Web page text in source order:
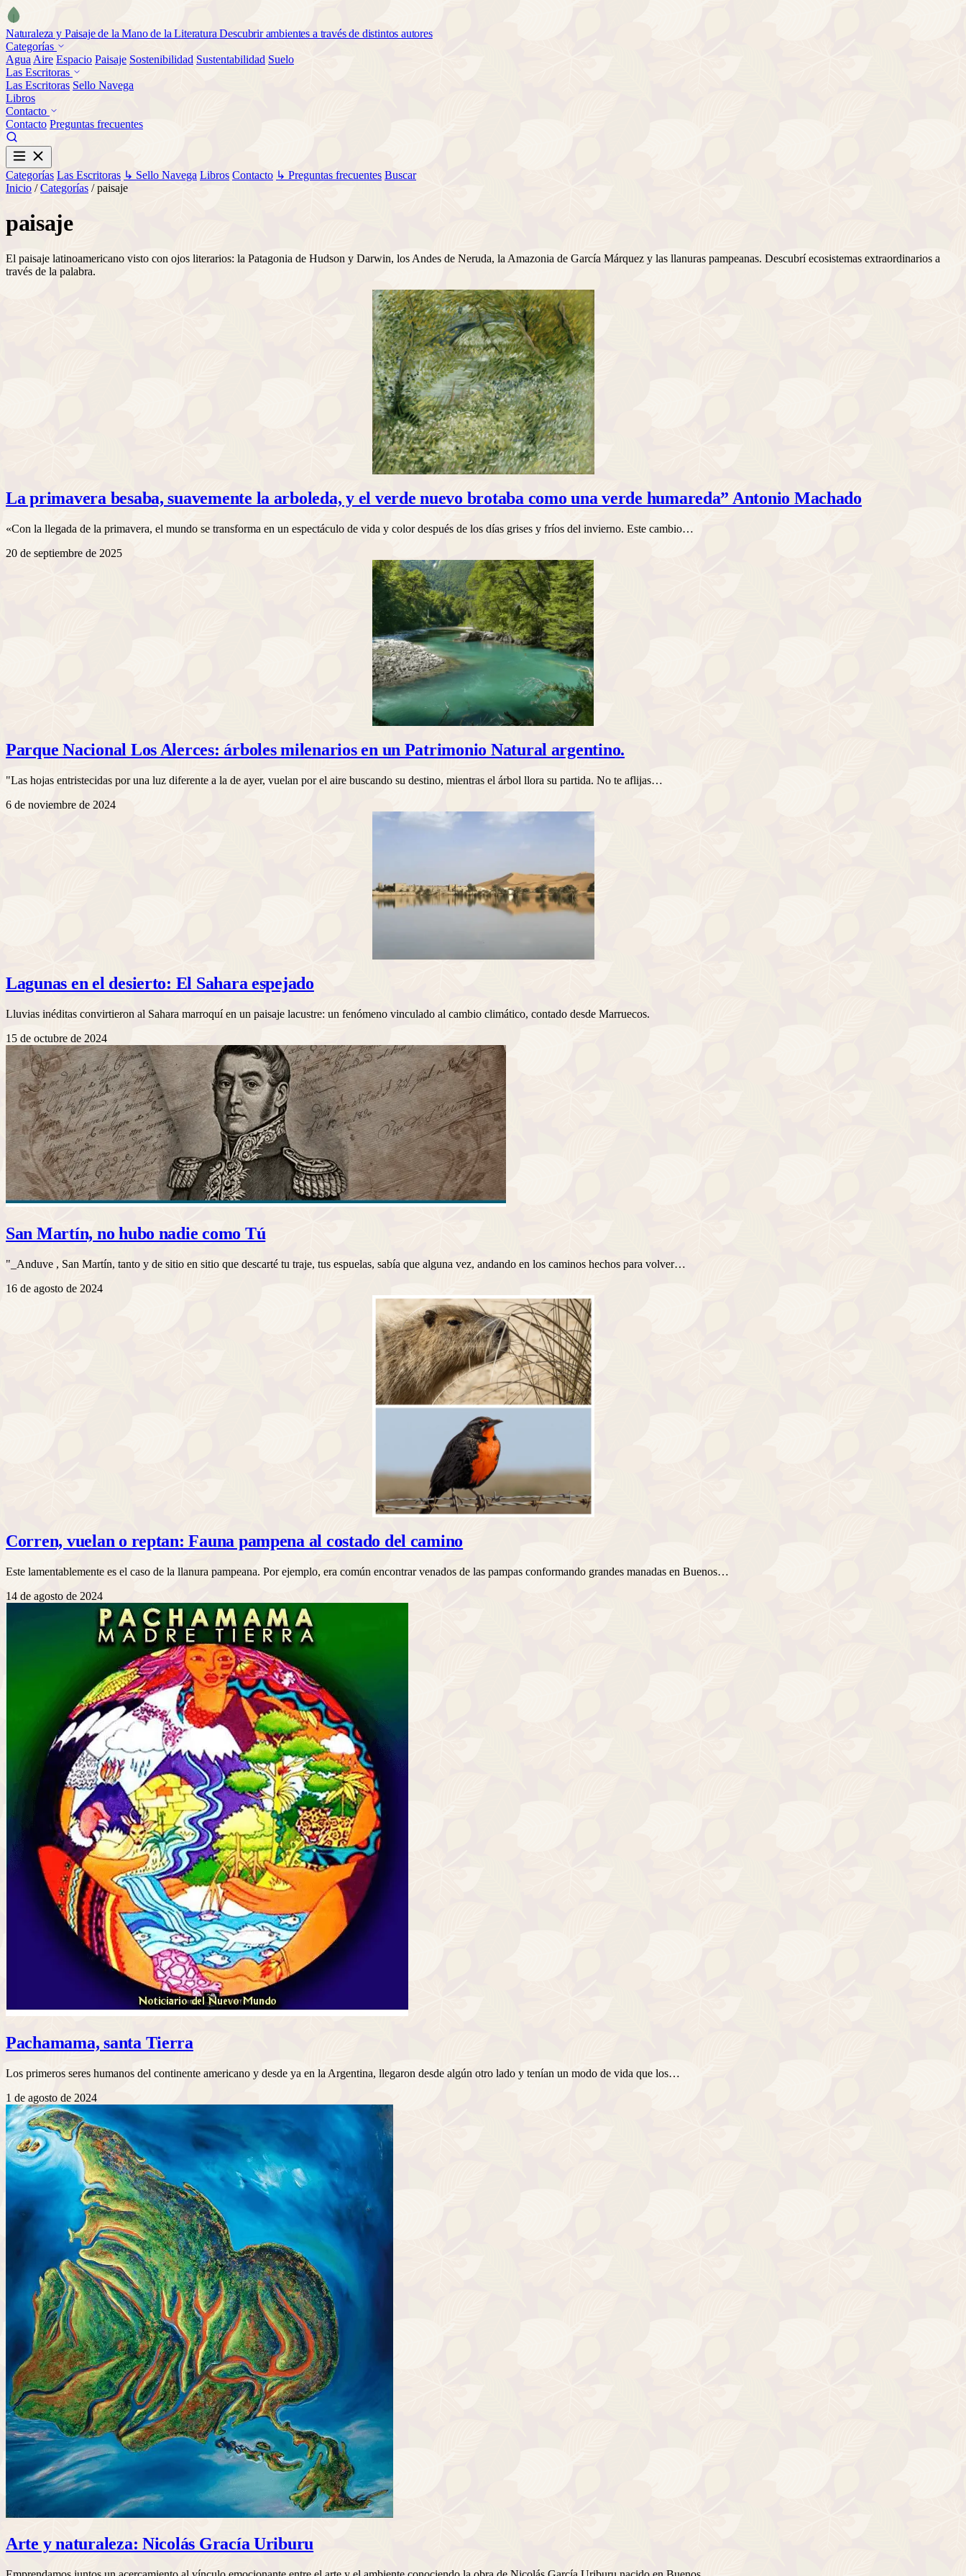
Naturaleza y Paisaje de la Mano de la Literatura Descubrir ambientes a través de distintos autores
Categorías
Agua Aire Espacio Paisaje Sostenibilidad Sustentabilidad Suelo
Las Escritoras
Las Escritoras Sello Navega
Libros
Contacto
Contacto Preguntas frecuentes
Categorías Las Escritoras ↳ Sello Navega Libros Contacto ↳ Preguntas frecuentes Buscar
Inicio / Categorías / paisaje
paisaje
El paisaje latinoamericano visto con ojos literarios: la Patagonia de Hudson y Darwin, los Andes de Neruda, la Amazonia de García Márquez y las llanuras pampeanas. Descubrí ecosistemas extraordinarios a
través de la palabra.
La primavera besaba, suavemente la arboleda, y el verde nuevo brotaba como una verde humareda” Antonio Machado
«Con la llegada de la primavera, el mundo se transforma en un espectáculo de vida y color después de los días grises y fríos del invierno. Este cambio…
20 de septiembre de 2025
Parque Nacional Los Alerces: árboles milenarios en un Patrimonio Natural argentino.
"Las hojas entristecidas por una luz diferente a la de ayer, vuelan por el aire buscando su destino, mientras el árbol llora su partida. No te aflijas…
6 de noviembre de 2024
Lagunas en el desierto: El Sahara espejado
Lluvias inéditas convirtieron al Sahara marroquí en un paisaje lacustre: un fenómeno vinculado al cambio climático, contado desde Marruecos.
15 de octubre de 2024
San Martín, no hubo nadie como Tú
"_Anduve , San Martín, tanto y de sitio en sitio que descarté tu traje, tus espuelas, sabía que alguna vez, andando en los caminos hechos para volver…
16 de agosto de 2024
Corren, vuelan o reptan: Fauna pampena al costado del camino
Este lamentablemente es el caso de la llanura pampeana. Por ejemplo, era común encontrar venados de las pampas conformando grandes manadas en Buenos…
14 de agosto de 2024
Pachamama, santa Tierra
Los primeros seres humanos del continente americano y desde ya en la Argentina, llegaron desde algún otro lado y tenían un modo de vida que los…
1 de agosto de 2024
Arte y naturaleza: Nicolás Gracía Uriburu